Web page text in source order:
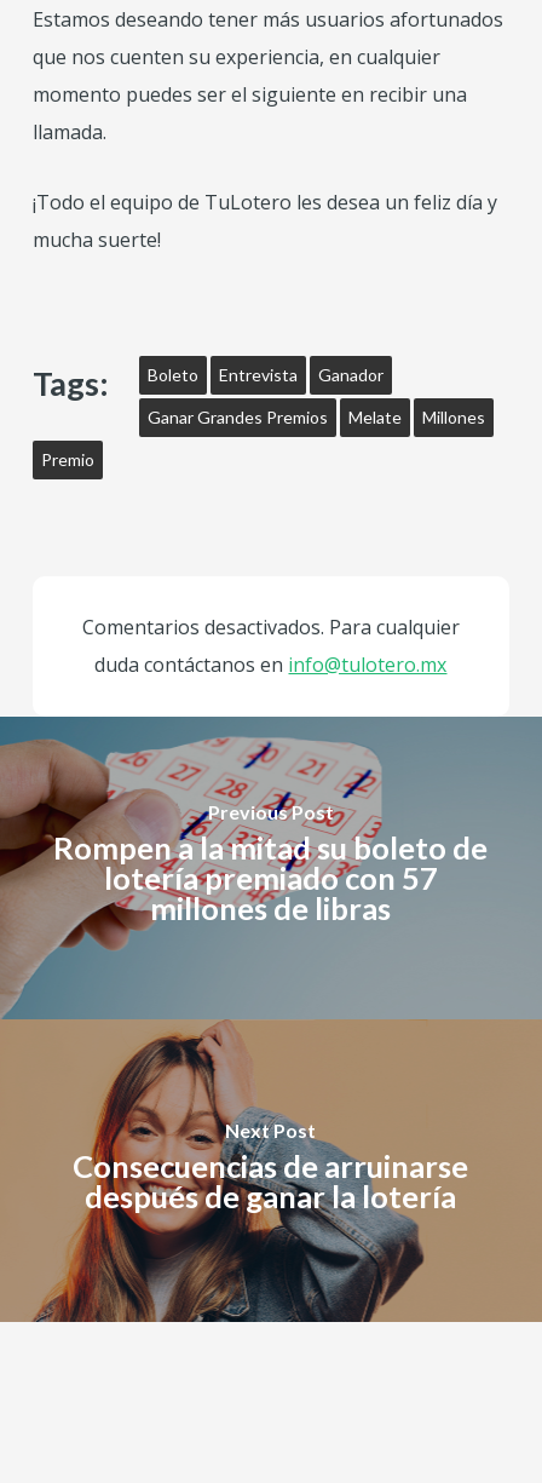
Estamos deseando tener más usuarios afortunados
que nos cuenten su experiencia, en cualquier
momento puedes ser el siguiente en recibir una
llamada.
¡Todo el equipo de TuLotero les desea un feliz día y
mucha suerte!
Tags: Boleto Entrevista Ganador
Ganar Grandes Premios Melate Millones
Premio
Comentarios desactivados. Para cualquier
duda contáctanos en info@tulotero.mx
Previous Post
Rompen a la mitad su boleto de
lotería premiado con 57
millones de libras
Next Post
Consecuencias de arruinarse
después de ganar la lotería